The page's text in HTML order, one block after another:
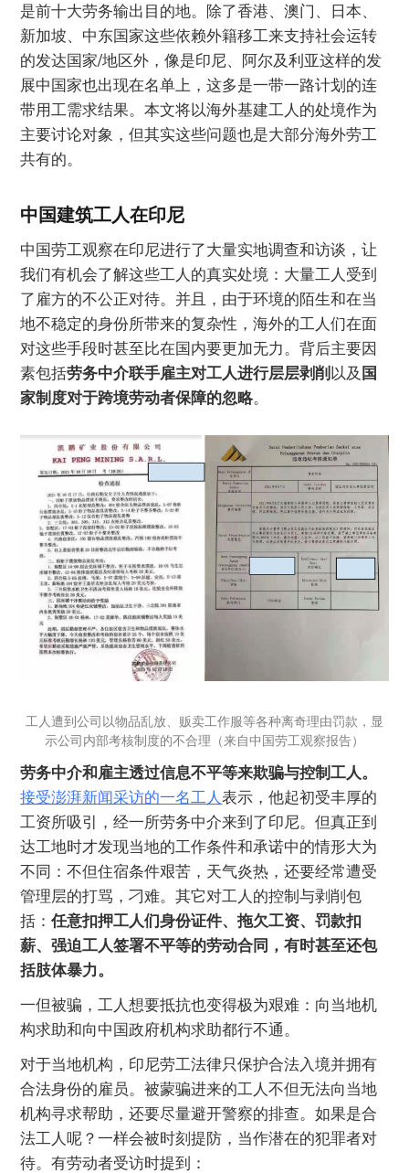
是前十大劳务输出目的地。除了香港、澳门、日本、
新加坡、中东国家这些依赖外籍移工来支持社会运转
的发达国家/地区外，像是印尼、阿尔及利亚这样的发
展中国家也出现在名单上，这多是一带一路计划的连
带用工需求结果。本文将以海外基建工人的处境作为
主要讨论对象，但其实这些问题也是大部分海外劳工
共有的。
中国建筑工人在印尼
中国劳工观察在印尼进行了大量实地调查和访谈，让
我们有机会了解这些工人的真实处境：大量工人受到
了雇方的不公正对待。并且，由于环境的陌生和在当
地不稳定的身份所带来的复杂性，海外的工人们在面
对这些手段时甚至比在国内要更加无力。背后主要因
素包括劳务中介联手雇主对工人进行层层剥削以及 国
家制度对于跨境劳动者保障的忽略。
工人遭到公司以物品乱放、贩卖工作服等各种离奇理由罚款，显
示公司内部考核制度的不合理（来自中国劳工观察报告）
劳务中介和雇主透过信息不平等来欺骗与控制工人。
接受澎湃新闻采访的一名工人表示，他起初受丰厚的
工资所吸引，经一所劳务中介来到了印尼。但真正到
达工地时才发现当地的工作条件和承诺中的情形大为
不同：不但住宿条件艰苦，天气炎热，还要经常遭受
管理层的打骂，刁难。其它对工人的控制与剥削包
括：任意扣押工人们身份证件、拖欠工资、罚款扣
薪、强迫工人签署不平等的劳动合同，有时甚至还包
括肢体暴力。
一但被骗，工人想要抵抗也变得极为艰难：向当地机
构求助和向中国政府机构求助都行不通。
对于当地机构，印尼劳工法律只保护合法入境并拥有
合法身份的雇员。被蒙骗进来的工人不但无法向当地
机构寻求帮助，还要尽量避开警察的排查。如果是合
法工人呢？一样会被时刻提防，当作潜在的犯罪者对
待。有劳动者受访时提到：